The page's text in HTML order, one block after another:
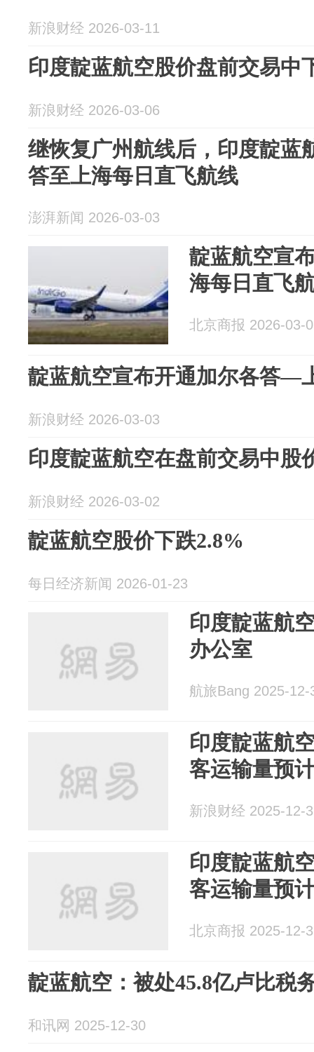
新浪财经 2026-03-11
印度靛蓝航空股价盘前交易中
新浪财经 2026-03-06
继恢复广州航线后，印度靛蓝
答至上海每日直飞航线
澎湃新闻 2026-03-03
靛蓝航空宣
海每日直飞
北京商报 2026-03-
靛蓝航空宣布开通加尔各答—
新浪财经 2026-03-03
印度靛蓝航空在盘前交易中股
新浪财经 2026-03-02
靛蓝航空股价下跌2.8%
每日经济新闻 2026-01-23
印度靛蓝航
办公室
航旅Bang 2025-12-
印度靛蓝航
客运输量预
新浪财经 2025-12-
印度靛蓝航
客运输量预
北京商报 2025-12-
靛蓝航空：被处45.8亿卢比税
和讯网 2025-12-30